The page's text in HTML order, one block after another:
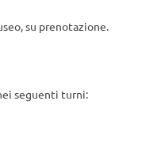
su prenotazione.
seguenti turni: